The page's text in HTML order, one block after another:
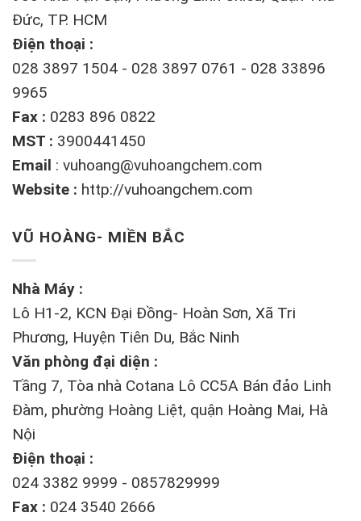
Đức, TP. HCM
Điện thoại :
028 3897 1504 - 028 3897 0761 - 028 33896
9965
Fax : 0283 896 0822
MST : 3900441450
Email : vuhoang@vuhoangchem.com
Website : http://vuhoangchem.com
VŨ HOÀNG- MIỀN BẮC
Nhà Máy :
Lô H1-2, KCN Đại Đồng- Hoàn Sơn, Xã Tri
Phương, Huyện Tiên Du, Bắc Ninh
Văn phòng đại diện :
Tầng 7, Tòa nhà Cotana Lô CC5A Bán đảo Linh
Đàm, phường Hoàng Liệt, quận Hoàng Mai, Hà
Nội
Điện thoại :
024 3382 9999 - 0857829999
Fax : 024 3540 2666